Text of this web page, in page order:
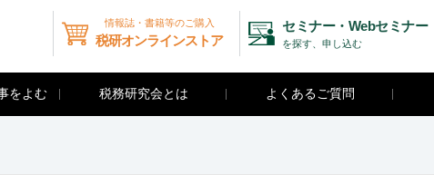
情報誌・書籍等のご購入
税研オンラインストア
セミナー・Webセミナー
を探す、申し込む
をよむ 税務研究会とは よくあるご質問